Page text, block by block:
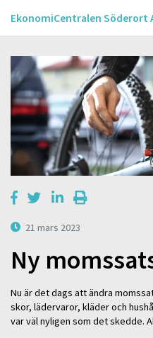
EkonomiCentralen Söderort
21 mars 2023
Ny
Nu är det dags att ändra
skor, lädervaror, kläder och
var väl nyligen som det skedde.